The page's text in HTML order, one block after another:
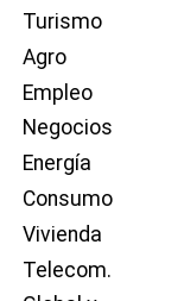
Turismo
Agro
Empleo
Negocios
Energía
Consumo
Vivienda
Telecom.